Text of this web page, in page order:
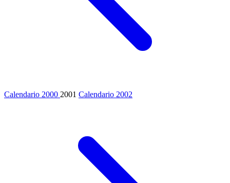
Calendario 2000 2001 Calendario 2002